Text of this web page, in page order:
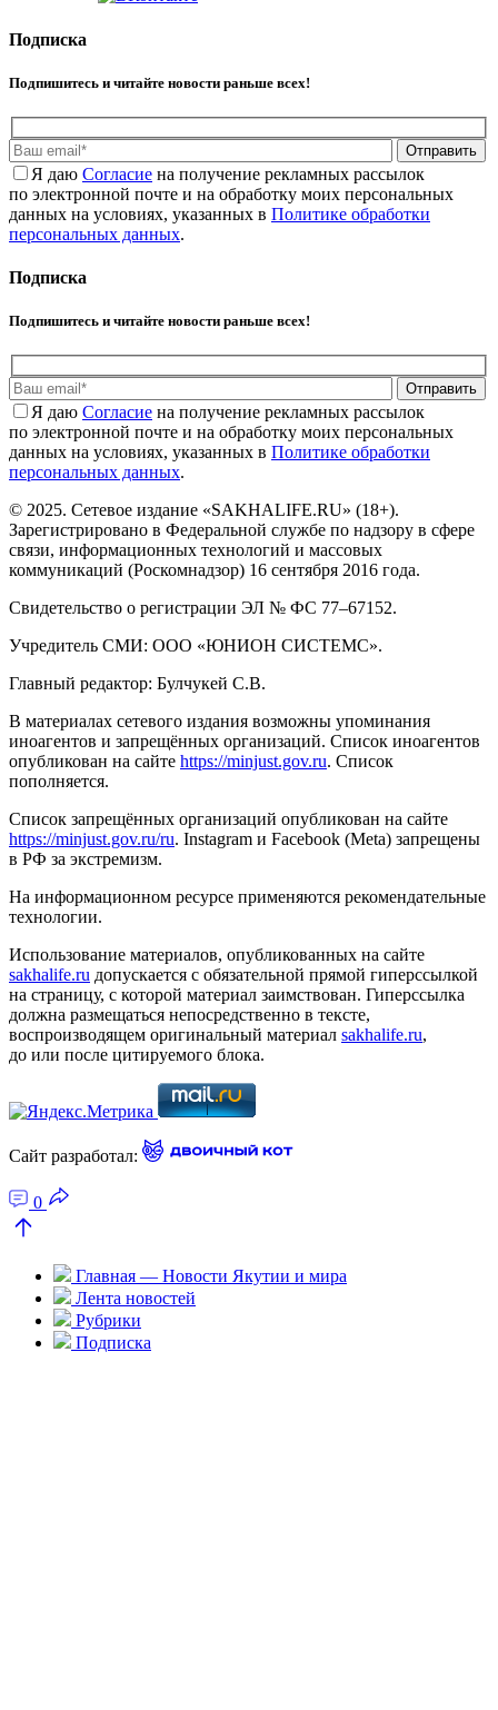
Подписка
Подпишитесь и читайте новости раньше всех!
Отправить
Я даю Cогласие на получение рекламных рассылок
по электронной почте и на обработку моих персональных
данных на условиях, указанных в Политике обработки
персональных данных.
Подписка
Подпишитесь и читайте новости раньше всех!
Отправить
Я даю Cогласие на получение рекламных рассылок
по электронной почте и на обработку моих персональных
данных на условиях, указанных в Политике обработки
персональных данных.
© 2025. Сетевое издание «SAKHALIFE.RU» (18+).
Зарегистрировано в Федеральной службе по надзору в сфере
связи, информационных технологий и массовых
коммуникаций (Роскомнадзор) 16 сентября 2016 года.
Свидетельство о регистрации ЭЛ № ФС 77–67152.
Учредитель СМИ: ООО «ЮНИОН СИСТЕМС».
Главный редактор: Булчукей С.В.
В материалах сетевого издания возможны упоминания
иноагентов и запрещённых организаций. Список иноагентов
опубликован на сайте https://minjust.gov.ru. Список
пополняется.
Список запрещённых организаций опубликован на сайте
https://minjust.gov.ru/ru. Instagram и Facebook (Metа) запрещены
в РФ за экстремизм.
На информационном ресурсе применяются рекомендательные
технологии.
Использование материалов, опубликованных на сайте
sakhalife.ru допускается с обязательной прямой гиперссылкой
на страницу, с которой материал заимствован. Гиперссылка
должна размещаться непосредственно в тексте,
воспроизводящем оригинальный материал sakhalife.ru,
до или после цитируемого блока.
Сайт разработал:
0
Главная — Новости Якутии и мира
Лента новостей
Рубрики
Подписка